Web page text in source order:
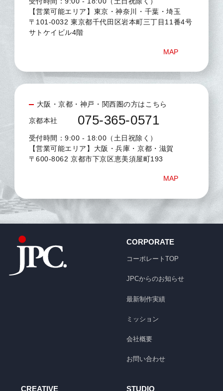
【営業可能エリア】東京・神奈川・千葉・埼玉
〒101-0032 東京都千代田区岩本町三丁目11番4号
サトケイビル4階
MAP
大阪・京都・神戸・関西圏の方はこちら
京都本社 075-365-0571
受付時間：9:00 - 18:00（土日祝除く）
【営業可能エリア】大阪・兵庫・京都・滋賀
〒600-8062 京都市下京区恵美須屋町193
MAP
CORPORATE
コーポレートTOP
JPCからのお知らせ
最新制作実績
ミッション
会社概要
お問い合わせ
CREATIVE STUDIO